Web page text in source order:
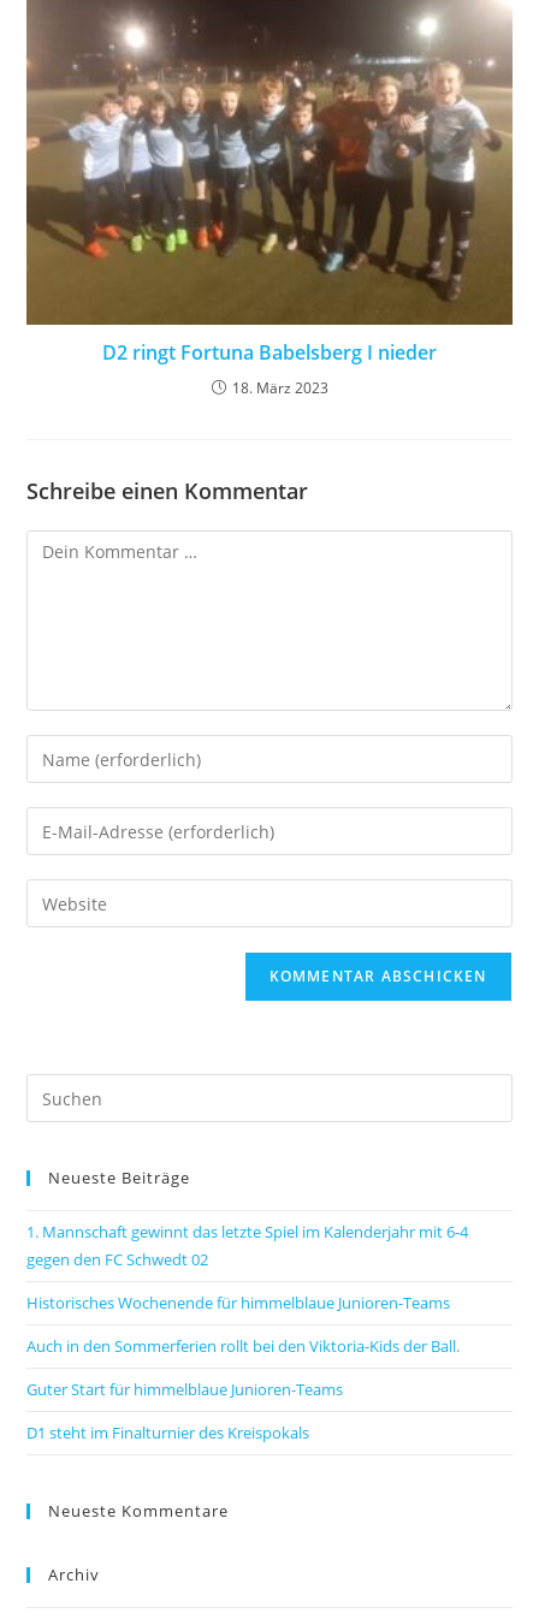
D2 ringt Fortuna Babelsberg I nieder
18. März 2023
Schreibe einen Kommentar
Neueste Beiträge
1. Mannschaft gewinnt das letzte Spiel im Kalenderjahr mit 6-4
gegen den FC Schwedt 02
Historisches Wochenende für himmelblaue Junioren-Teams
Auch in den Sommerferien rollt bei den Viktoria-Kids der Ball.
Guter Start für himmelblaue Junioren-Teams
D1 steht im Finalturnier des Kreispokals
Neueste Kommentare
Archiv